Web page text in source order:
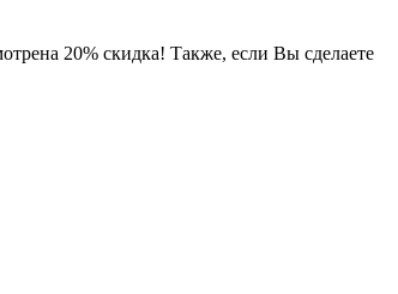
20% скидка! Также, если Вы сделаете